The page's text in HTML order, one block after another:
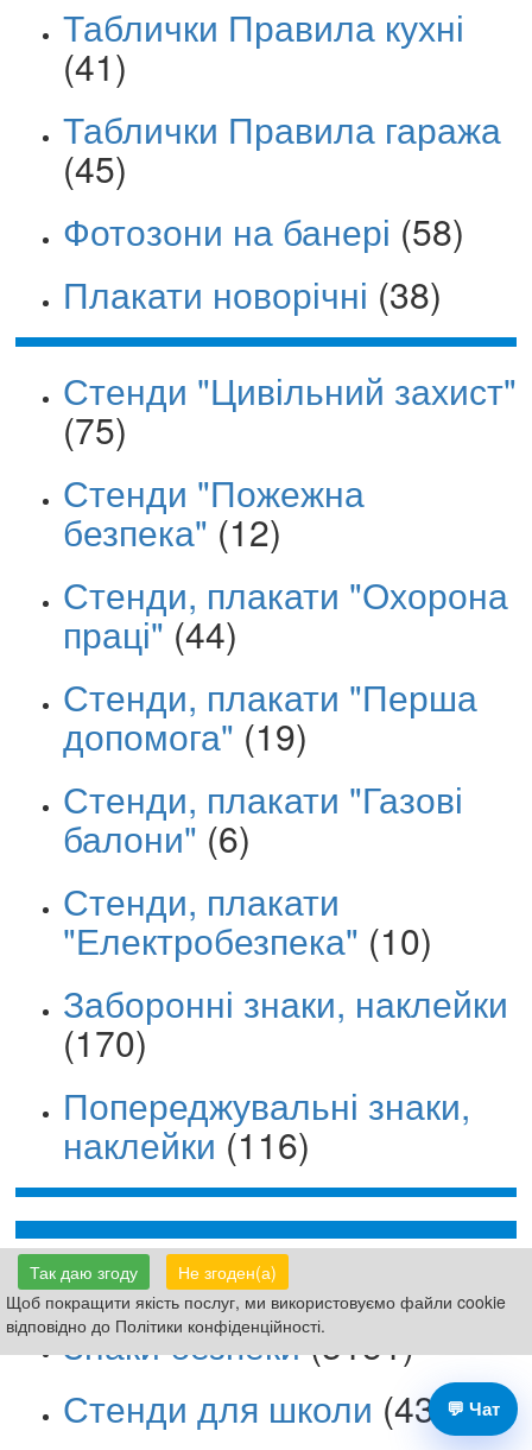
Так даю згоду
Не згоден(а)
Щоб покращити якість послуг, ми використовуємо файли cookie
відповідно до Політики конфіденційності.
Таблички Правила кухні
(41)
Таблички Правила гаража
(45)
Фотозони на банері (58)
Плакати новорічні (38)
Стенди "Цивільний захист"
(75)
Стенди "Пожежна
безпека" (12)
Стенди, плакати "Охорона
праці" (44)
Стенди, плакати "Перша
допомога" (19)
Стенди, плакати "Газові
балони" (6)
Стенди, плакати
"Електробезпека" (10)
Заборонні знаки, наклейки
(170)
Попереджувальні знаки,
наклейки (116)
Таблички Вивіски
Знаки безпеки(3151)
Стенди для школи (4399)
💬 Чат